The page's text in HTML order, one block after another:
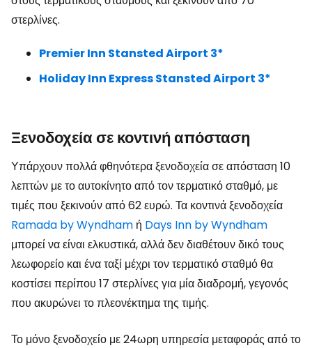
στερλίνες.
Premier Inn Stansted Airport 3*
Holiday Inn Express Stansted Airport 3*
Ξενοδοχεία σε κοντινή απόσταση
Υπάρχουν πολλά φθηνότερα ξενοδοχεία σε απόσταση 10
λεπτών με το αυτοκίνητο από τον τερματικό σταθμό, με
τιμές που ξεκινούν από 62 ευρώ. Τα κοντινά ξενοδοχεία
Ramada by Wyndham ή Days Inn by Wyndham
μπορεί να είναι ελκυστικά, αλλά δεν διαθέτουν δικό τους
λεωφορείο και ένα ταξί μέχρι τον τερματικό σταθμό θα
κοστίσει περίπου 17 στερλίνες για μία διαδρομή, γεγονός
που ακυρώνει το πλεονέκτημα της τιμής.
Το μόνο ξενοδοχείο με 24ωρη υπηρεσία μεταφοράς από το